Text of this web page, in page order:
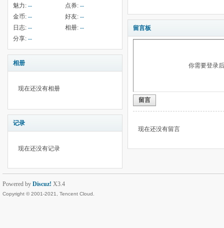
魅力: -- 点券: --
金币: -- 好友: --
日志: -- 相册: --
分享: --
相册
现在还没有相册
记录
现在还没有记录
留言板
你需要登录
留言
现在还没有留言
Powered by Discuz! X3.4
Copyright © 2001-2021, Tencent Cloud.